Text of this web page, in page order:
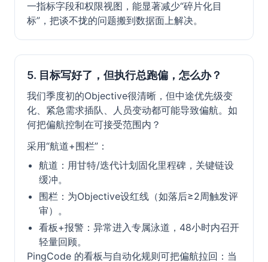
一指标字段和权限视图，能显著减少“碎片化目
标”，把谈不拢的问题搬到数据面上解决。
5. 目标写好了，但执行总跑偏，怎么办？
我们季度初的Objective很清晰，但中途优先级变
化、紧急需求插队、人员变动都可能导致偏航。如
何把偏航控制在可接受范围内？
采用“航道+围栏”：
航道：用甘特/迭代计划固化里程碑，关键链设
缓冲。
围栏：为Objective设红线（如落后≥2周触发评
审）。
看板+报警：异常进入专属泳道，48小时内召开
轻量回顾。
PingCode 的看板与自动化规则可把偏航拉回：当